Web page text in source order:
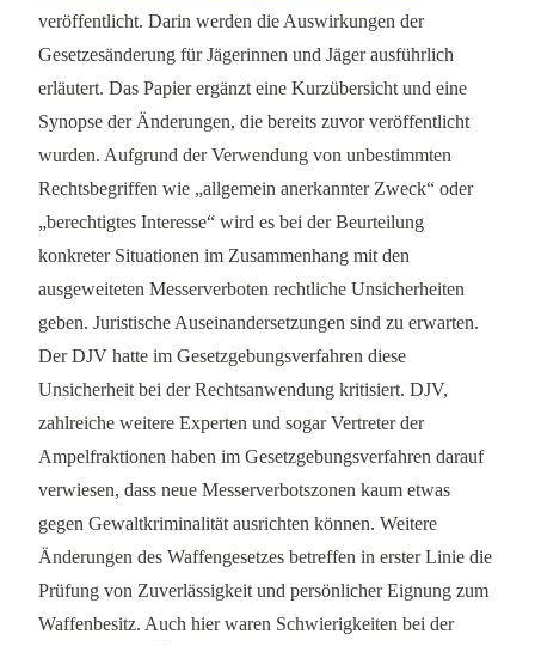
veröffentlicht. Darin werden die Auswirkungen der
Gesetzesänderung für Jägerinnen und Jäger ausführlich
erläutert. Das Papier ergänzt eine Kurzübersicht und eine
Synopse der Änderungen, die bereits zuvor veröffentlicht
wurden. Aufgrund der Verwendung von unbestimmten
Rechtsbegriffen wie „allgemein anerkannter Zweck“ oder
„berechtigtes Interesse“ wird es bei der Beurteilung
konkreter Situationen im Zusammenhang mit den
ausgeweiteten Messerverboten rechtliche Unsicherheiten
geben. Juristische Auseinandersetzungen sind zu erwarten.
Der DJV hatte im Gesetzgebungsverfahren diese
Unsicherheit bei der Rechtsanwendung kritisiert. DJV,
zahlreiche weitere Experten und sogar Vertreter der
Ampelfraktionen haben im Gesetzgebungsverfahren darauf
verwiesen, dass neue Messerverbotszonen kaum etwas
gegen Gewaltkriminalität ausrichten können. Weitere
Änderungen des Waffengesetzes betreffen in erster Linie die
Prüfung von Zuverlässigkeit und persönlicher Eignung zum
Waffenbesitz. Auch hier waren Schwierigkeiten bei der